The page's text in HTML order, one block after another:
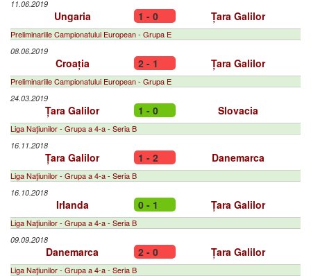
11.06.2019
Ungaria 1 - 0 Țara Galilor
Preliminariile Campionatului European - Grupa E
08.06.2019
Croația 2 - 1 Țara Galilor
Preliminariile Campionatului European - Grupa E
24.03.2019
Țara Galilor 1 - 0 Slovacia
Liga Naţiunilor - Grupa a 4-a - Seria B
16.11.2018
Țara Galilor 1 - 2 Danemarca
Liga Naţiunilor - Grupa a 4-a - Seria B
16.10.2018
Irlanda 0 - 1 Țara Galilor
Liga Naţiunilor - Grupa a 4-a - Seria B
09.09.2018
Danemarca 2 - 0 Țara Galilor
Liga Naţiunilor - Grupa a 4-a - Seria B